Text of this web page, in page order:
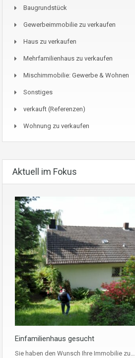
Baugrundstück
Gewerbeimmobilie zu verkaufen
Haus zu verkaufen
Mehrfamilienhaus zu verkaufen
Mischimmobilie: Gewerbe & Wohnen
Sonstiges
verkauft (Referenzen)
Wohnung zu verkaufen
Aktuell im Fokus
Einfamilienhaus gesucht
Sie haben den Wunsch Ihre Immobilie zu…